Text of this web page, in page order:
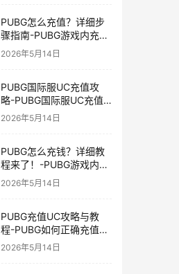
PUBG怎么充值？详细步
骤指南-PUBG游戏内充值
方法及常见问题解答
2026年5月14日
PUBG国际服UC充值攻
略-PUBG国际服UC充值
方法及注意事项
2026年5月14日
PUBG怎么充钱？详细教
程来了！-PUBG游戏内购
买充值方法及注意事项
2026年5月14日
PUBG充值UC攻略与教
程-PUBG如何正确充值
UC获取游戏内货币
2026年5月14日